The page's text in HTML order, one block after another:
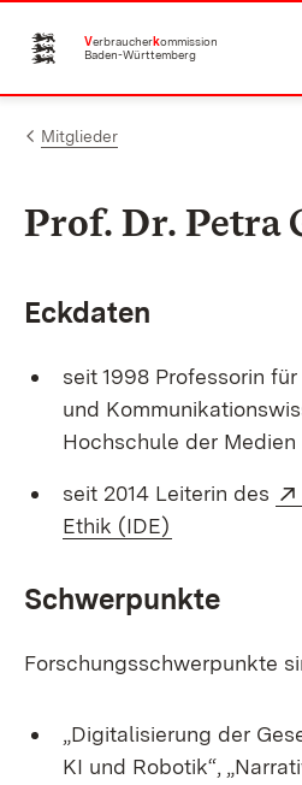
Zum Inhalt springen
Verbraucherkommission
Baden-Württemberg
Mitglieder
Prof. Dr. Petra
Eckdaten
seit 1998 Professorin
und
Hochschule der
seit 2014 Leiterin des
Ethik (IDE)
Schwerpunkte
Forschungsschwerpunkte
„Digitalisierung der
KI und Robotik“,